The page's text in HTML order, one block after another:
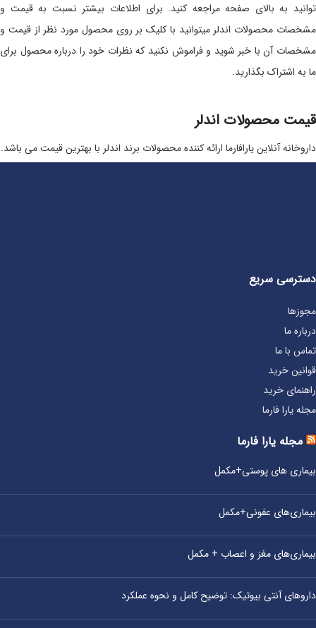
توانید به بالای صفحه مراجعه کنید. برای اطلاعات بیشتر نسبت به قیمت و
مشخصات محصولات اندلر میتوانید با کلیک بر روی محصول مورد نظر از قیمت و
مشخصات آن با خبر شوید و فراموش نکنید که نظرات خود را درباره محصول برای
ما به اشتراک بگذارید.
قیمت محصولات اندلر
داروخانه آنلاین یارافارما ارائه کننده محصولات برند اندلر با بهترین قیمت می باشد.
دسترسی سریع
مجوزها
درباره ما
تماس با ما
قوانین خرید
راهنمای خرید
مجله یارا فارما
مجله یارا فارما
بیماری‌ های پوستی+مکمل
بیماری‌های عفونی+مکمل
بیماری‌های مغز و اعصاب + مکمل
داروهای آنتی‌ بیوتیک: توضیح کامل و نحوه عملکرد